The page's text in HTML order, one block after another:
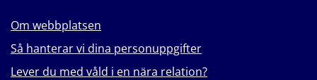
Om webbplatsen
Så hanterar vi dina personuppgifter
Lever du med våld i en nära relation?